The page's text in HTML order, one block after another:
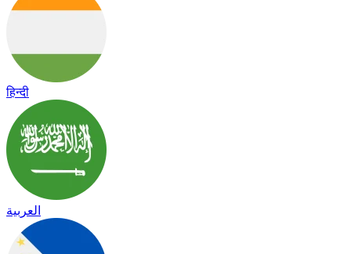
हिन्दी
العربية